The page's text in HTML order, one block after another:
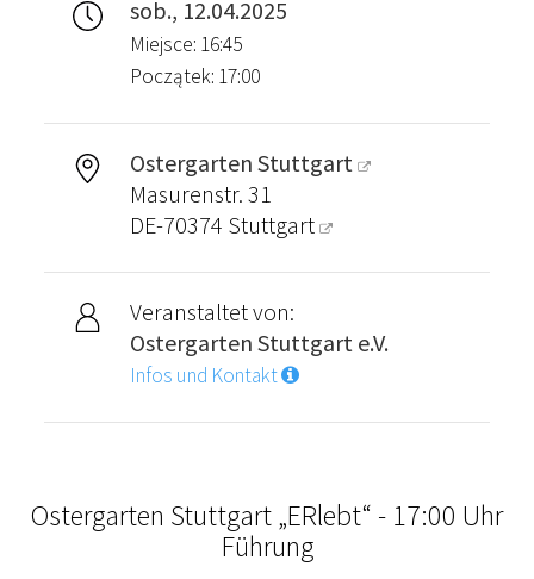
sob., 12.04.2025
Miejsce: 16:45
Początek: 17:00
Ostergarten Stuttgart
Masurenstr. 31
DE-70374 Stuttgart
Veranstaltet von:
Ostergarten Stuttgart e.V.
Infos und Kontakt
Ostergarten Stuttgart „ERlebt“ - 17:00 Uhr
Führung